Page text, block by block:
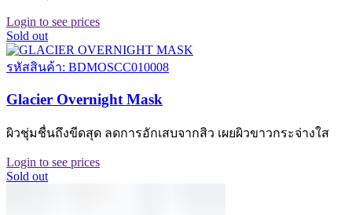
Login to see prices
Sold out
รหัสสินค้า: BDMOSCC010008
Glacier Overnight Mask
ผิวชุ่มชื่นถึงขีดสุด ลดการอักเสบจากสิว เผยผิวขาวกระจ่างใส
Login to see prices
Sold out